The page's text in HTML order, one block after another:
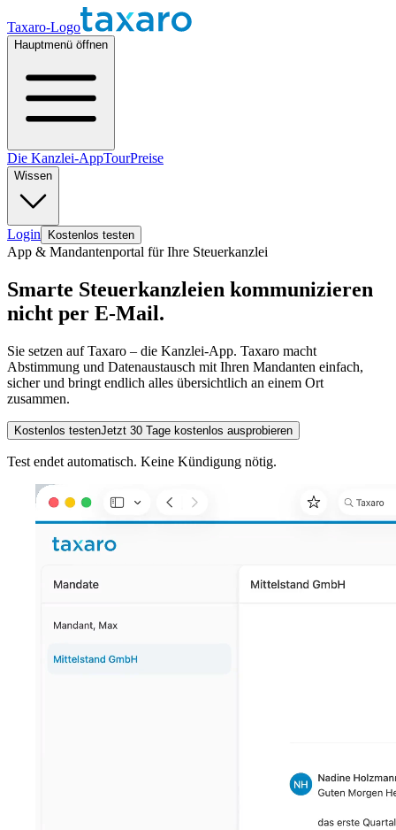
Taxaro-Logo
Hauptmenü öffnen
Die Kanzlei-AppTourPreise
Wissen
Login Kostenlos testen
App & Mandantenportal für Ihre Steuerkanzlei
Smarte Steuerkanzleien kommunizieren
nicht per E-Mail.
Sie setzen auf Taxaro – die Kanzlei-App. Taxaro macht
Abstimmung und Datenaustausch mit Ihren Mandanten einfach,
sicher und bringt endlich alles übersichtlich an einem Ort
zusammen.
Kostenlos testenJetzt 30 Tage kostenlos ausprobieren
Test endet automatisch. Keine Kündigung nötig.